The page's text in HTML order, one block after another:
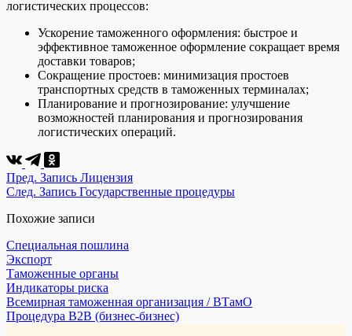
логистических процессов:
Ускорение таможенного оформления: быстрое и
эффективное таможенное оформление сокращает время
доставки товаров;
Сокращение простоев: минимизация простоев
транспортных средств в таможенных терминалах;
Планирование и прогнозирование: улучшение
возможностей планирования и прогнозирования
логистических операций.
Пред. Запись Лицензия
След. Запись Государственные процедуры
Похожие записи
Специальная пошлина
Экспорт
Таможенные органы
Индикаторы риска
Всемирная таможенная организация / ВТамО
Процедура B2B (бизнес-бизнес)